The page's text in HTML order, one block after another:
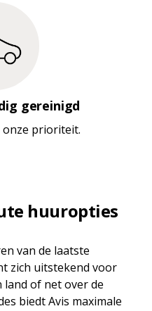
gereinigd
onze prioriteit.
huuropties
van de laatste
zich uitstekend voor
of net over de
biedt Avis maximale